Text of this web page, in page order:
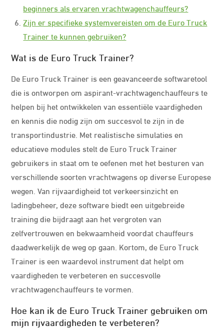
beginners als ervaren vrachtwagenchauffeurs?
Zijn er specifieke systemvereisten om de Euro Truck
Trainer te kunnen gebruiken?
Wat is de Euro Truck Trainer?
De Euro Truck Trainer is een geavanceerde softwaretool
die is ontworpen om aspirant-vrachtwagenchauffeurs te
helpen bij het ontwikkelen van essentiële vaardigheden
en kennis die nodig zijn om succesvol te zijn in de
transportindustrie. Met realistische simulaties en
educatieve modules stelt de Euro Truck Trainer
gebruikers in staat om te oefenen met het besturen van
verschillende soorten vrachtwagens op diverse Europese
wegen. Van rijvaardigheid tot verkeersinzicht en
ladingbeheer, deze software biedt een uitgebreide
training die bijdraagt aan het vergroten van
zelfvertrouwen en bekwaamheid voordat chauffeurs
daadwerkelijk de weg op gaan. Kortom, de Euro Truck
Trainer is een waardevol instrument dat helpt om
vaardigheden te verbeteren en succesvolle
vrachtwagenchauffeurs te vormen.
Hoe kan ik de Euro Truck Trainer gebruiken om
mijn rijvaardigheden te verbeteren?